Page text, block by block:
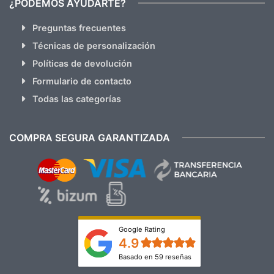
¿PODEMOS AYUDARTE?
Preguntas frecuentes
Técnicas de personalización
Políticas de devolución
Formulario de contacto
Todas las categorías
COMPRA SEGURA GARANTIZADA
Google Rating
4.9
Basado en 59 reseñas